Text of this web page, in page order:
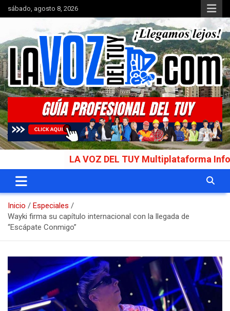
Saltar
al
sábado, agosto 8, 2026
La Voz del Tuy
Portal de noticias
LA VOZ DEL TUY Multiplataforma
Inicio
Especiales
Wayki firma su capítulo internacional con la llegada de
“Escápate Conmigo”